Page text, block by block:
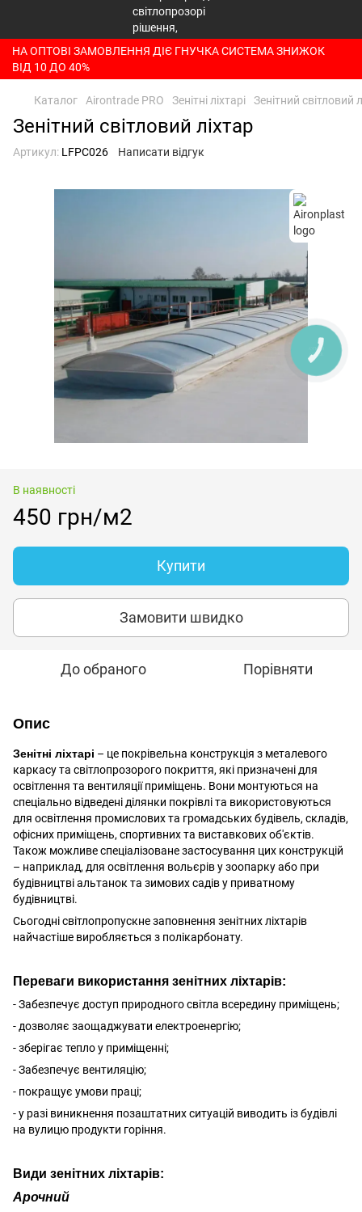
НА ОПТОВІ ЗАМОВЛЕННЯ ДІЄ ГНУЧКА СИСТЕМА ЗНИЖОК
ВІД 10 ДО 40%
Каталог Airontrade PRO Зенітні ліхтарі Зенітний світловий
Зенітний світловий ліхтар
Артикул: LFPC026 Написати відгук
В наявності
450 грн/м2
Купити
Замовити швидко
До обраного Порівняти
Опис
Зенітні ліхтарі – це покрівельна конструкція з металевого
каркасу та світлопрозорого покриття, які призначені для
освітлення та вентиляції приміщень. Вони монтуються на
спеціально відведені ділянки покрівлі та використовуються
для освітлення промислових та громадських будівель, складів,
офісних приміщень, спортивних та виставкових об'єктів.
Також можливе спеціалізоване застосування цих конструкцій
– наприклад, для освітлення вольєрів у зоопарку або при
будівництві альтанок та зимових садів у приватному
будівництві.
Сьогодні світлопропускне заповнення зенітних ліхтарів
найчастіше виробляється з полікарбонату.
Переваги використання зенітних ліхтарів:
- Забезпечує доступ природного світла всередину приміщень;
- дозволяє заощаджувати електроенергію;
- зберігає тепло у приміщенні;
- Забезпечує вентиляцію;
- покращує умови праці;
- у разі виникнення позаштатних ситуацій виводить із будівлі
на вулицю продукти горіння.
Види зенітних ліхтарів:
Арочний
КНОПКА
ЗВ'ЯЗКУ